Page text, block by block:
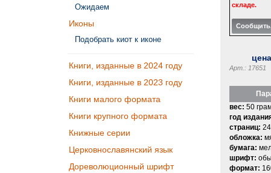
Ожидаем
Иконы
Подобрать киот к иконе
Книги, изданные в 2024 году
Книги, изданные в 2023 году
Книги малого формата
Книги крупного формата
Книжные серии
Церковнославянский язык
Дореволюционный шрифт
складе.
Арт.: 17651
вес: 50
год
страниц: 24
обложка:
бумага:
шрифт:
формат: